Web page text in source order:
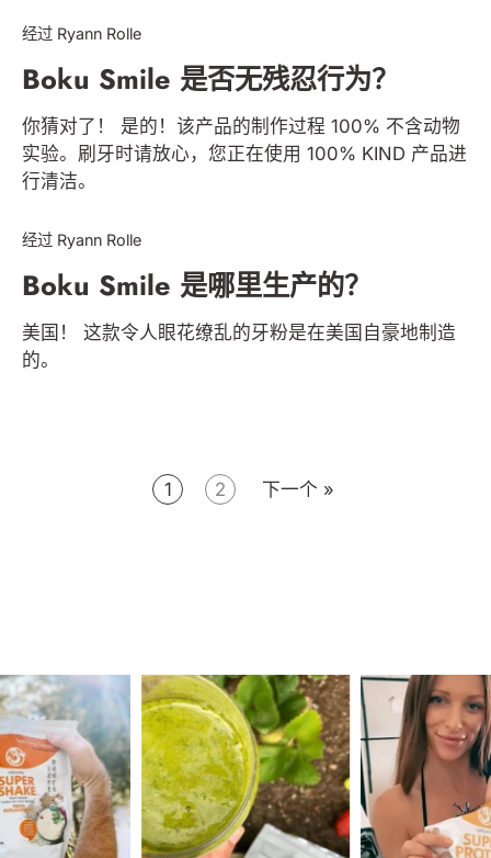
经过 Ryann Rolle
Boku Smile 是否无残忍行为？
你猜对了！ 是的！该产品的制作过程 100% 不含动物
实验。刷牙时请放心，您正在使用 100% KIND 产品进
行清洁。
经过 Ryann Rolle
Boku Smile 是哪里生产的？
美国！ 这款令人眼花缭乱的牙粉是在美国自豪地制造
的。
1 2 下一个 »